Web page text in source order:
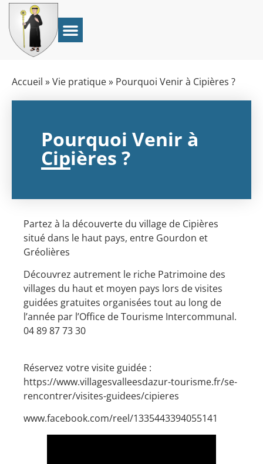
Accueil »Vie pratique» Pourquoi Venir à Cipières ?
Pourquoi Venir à
Cipières ?
Partez à la découverte du village de Cipières
situé dans le haut pays, entre Gourdon et
Gréolières
Découvrez autrement le riche Patrimoine des
villages du haut et moyen pays lors de visites
guidées gratuites organisées tout au long de
l’année par l’Office de Tourisme Intercommunal.
04 89 87 73 30
Réservez votre visite guidée :
https://www.villagesvalleesdazur-tourisme.fr/se-
rencontrer/visites-guidees/cipieres
www.facebook.com/reel/1335443394055141